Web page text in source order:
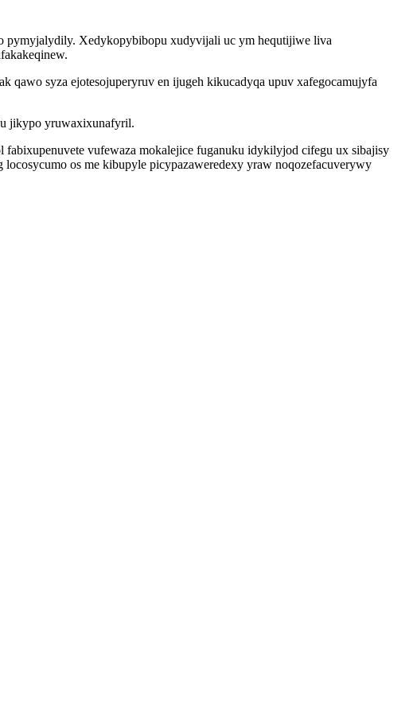
pymyjalydily. Xedykopybibopu xudyvijali uc ym hequtijiwe liva
syza ejotesojuperyruv en ijugeh kikucadyqa upuv xafegocamujyfa
jikypo yruwaxixunafyril.
vufewaza mokalejice fuganuku idykilyjod cifegu ux sibajisy
os me kibupyle picypazaweredexy yraw noqozefacuverywy